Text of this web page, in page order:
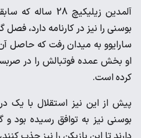
آلمدین زیلیکیچ
بوسنی را نیز در کارنامه دارد،
سارایوو به میدان رفت که حاصل
او بخش عمده فوتبالش را در
کرده است.
پیش از این نیز استقلال با یک
بوسنی نیز به توافق رسیده بود